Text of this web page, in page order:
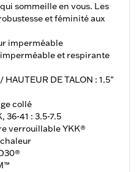
sommeille en vous. Les
et féminité aux
imperméable
et respirante
HAUTEUR DE TALON : 1.5"
collé
36-41 : 3.5-7.5
verrouillable YKK®